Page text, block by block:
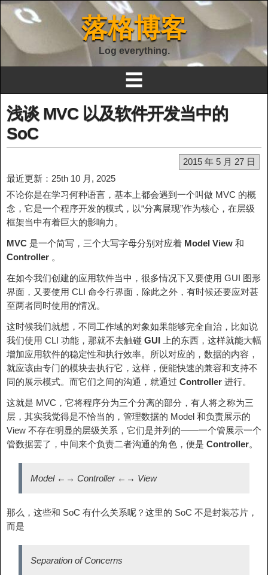
落格博客
Log everything.
☰
浅谈 MVC 以及软件开发当中的
SoC
2015 年 5 月 27 日
最近更新：25th 10 月, 2025
不论你是在学习何种语言，基本上都会遇到一个叫做 MVC 的概
念，它是一个程序开发的模式，以“分离展现”作为核心，在层级
框架当中有着巨大的影响力。
MVC 是一个简写，三个大写字母分别对应着 Model View 和
Controller 。
在如今我们创建的应用软件当中，很多情况下又要使用 GUI 图形
界面，又要使用 CLI 命令行界面，除此之外，有时候还要应对甚
至两者同时使用的情况。
这时候我们就想，不同工作域的对象如果能够完全自治，比如说
我们使用 CLI 功能，那就不去触碰 GUI 上的东西，这样就能大幅
增加应用软件的稳定性和执行效率。所以对应的，数据的内容，
就应该由专门的模块去执行它，这样，便能快速的兼容和支持不
同的展示模式。而它们之间的沟通，就通过 Controller 进行。
这就是 MVC，它将程序分为三个分离的部分，有人将之称为三
层，其实我觉得是不恰当的，管理数据的 Model 和负责展示的
View 不存在明显的层级关系，它们是并列的——一个管展示一个
管数据罢了，中间来个负责二者沟通的角色，便是 Controller。
Model ←→ Controller ←→ View
那么，这些和 SoC 有什么关系呢？这里的 SoC 不是封装芯片，
而是
Separation of Concerns